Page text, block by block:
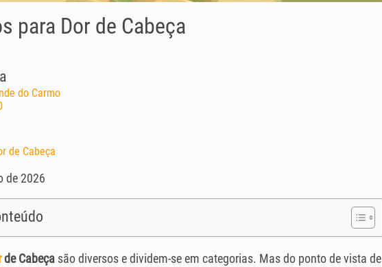
para Dor de Cabeça
do Carmo
de Cabeça
de 2026
de Cabeça são diversos e dividem-se em categorias. Mas do ponto de vista de